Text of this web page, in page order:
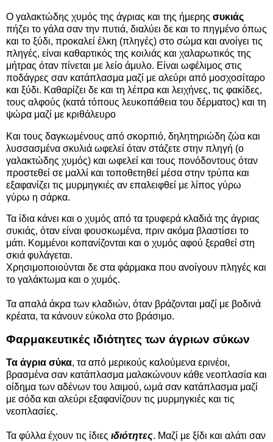
Ο γαλακτώδης χυμός της άγριας και της ήμερης συκιάς
πήζει το γάλα σαν την πυτιά, διαλύει δε και το πηγμένο όπως
και το ξύδι, προκαλεί έλκη (πληγές) στο σώμα και ανοίγει τις
πληγές, είναι καθαρτικός της κοιλιάς και χαλαρωτικός της
μήτρας όταν πίνεται με λείο άμυλο. Είναι ωφέλιμος στις
ποδάγρες σαν κατάπλασμα μαζί με αλεύρι από μοσχοσίταρο
και ξύδι. Καθαρίζει δε και τη λέπρα και λειχήνες, τις φακίδες,
τους αλφούς (κατά τόπους λευκοπάθεια του δέρματος) και τη
ψώρα μαζί με κριθάλευρο
Και τους δαγκωμένους από σκορπιό, δηλητηριώδη ζώα και
λυσσασμένα σκυλιά ωφελεί όταν στάζετε στην πληγή (ο
γαλακτώδης χυμός) και ωφελεί και τους πονόδοντους όταν
προστεθεί σε μαλλί και τοποθετηθεί μέσα στην τρύπα και
εξαφανίζει τις μυρμηγκιές αν επαλειφθεί με λίπος γύρω
γύρω η σάρκα.
Τα ίδια κάνει και ο χυμός από τα τρυφερά κλαδιά της άγριας
συκιάς, όταν είναι φουσκωμένα, πριν ακόμα βλαστίσει το
μάτι. Κομμένοι κοπανίζονται και ο χυμός αφού ξεραθεί στη
σκιά φυλάγεται.
Χρησιμοποιούνται δε στα φάρμακα που ανοίγουν πληγές και
το γαλάκτωμα και ο χυμός.
Τα απαλά άκρα των κλαδιών, όταν βράζονται μαζί με βοδινά
κρέατα, τα κάνουν εύκολα στο βράσιμο.
Φαρμακευτικές ιδιότητες των άγριων σύκων
Τα άγρια σύκα, τα από μερικούς καλούμενα ερινέοι,
βρασμένα σαν κατάπλασμα μαλακώνουν κάθε νεοπλασία και
οίδημα των αδένων του λαιμού, ωμά σαν κατάπλασμα μαζί
με σόδα και αλεύρι εξαφανίζουν τις μυρμηγκιές και τις
νεοπλασίες.
Τα φύλλα έχουν τις ίδιες ιδιότητες. Μαζί με ξίδι και αλάτι σαν